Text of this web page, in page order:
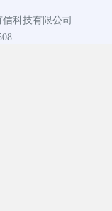
科技有限公司